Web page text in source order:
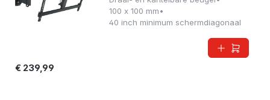
100 x 100 mm•
40 inch minimum schermdiagonaal
€ 239,99